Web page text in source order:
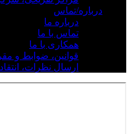
درباره/تماس
درباره ما
تماس با ما
همکاری با ما
قوانین، ضوابط و
ارسال نظرات،